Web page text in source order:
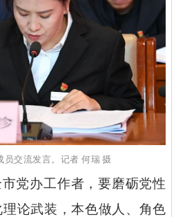
员交流发言。记者 何瑞 摄
党办工作者，要磨砺党性
论武装，本色做人、角色